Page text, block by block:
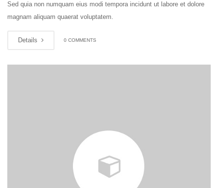
Sed quia non numquam eius modi tempora incidunt ut labore et dolore
magnam aliquam quaerat voluptatem.
Details 0 COMMENTS